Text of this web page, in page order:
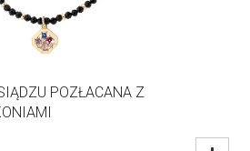
POZŁACANA Z